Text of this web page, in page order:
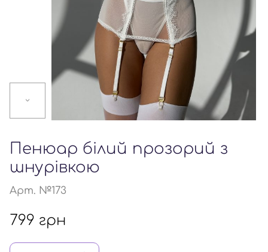
Пенюар білий прозорий з
шнурівкою
Арт. №173
799 грн